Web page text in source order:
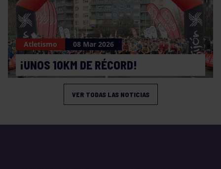
Atletismo 08 Mar 2026
¡UNOS 10KM DE RÉCORD!
VER TODAS LAS NOTICIAS